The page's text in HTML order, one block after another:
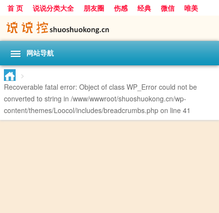
首 页 说说分类大全 朋友圈 伤感 经典 微信
唯美
励志
爱情 搞笑
网站导航
>
Recoverable fatal error: Object of class WP_Error could not be
converted to string in /www/wwwroot/shuoshuokong.cn/wp-
content/themes/Loocol/includes/breadcrumbs.php on line 41